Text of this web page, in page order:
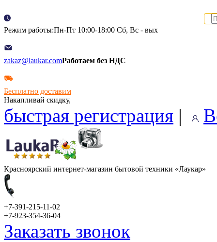
Режим работы:Пн-Пт 10:00-18:00 Сб, Вс - вых
zakaz@laukar.comРаботаем без НДС
Бесплатно доставим
Накапливай скидку,
быстрая регистрация |
Красноярский интернет-магазин бытовой техники «Лаукар»
+7-391-215-11-02
+7-923-354-36-04
Заказать звонок